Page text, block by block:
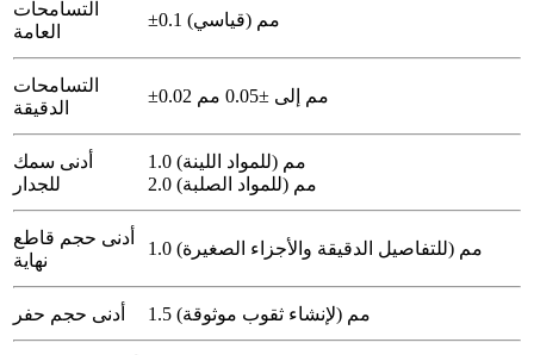
التسامحات
العامة
±0.1 مم (قياسي)
التسامحات
الدقيقة
±0.02 مم إلى ±0.05 مم
أدنى سمك
للجدار
1.0 مم (للمواد اللينة)
2.0 مم (للمواد الصلبة)
أدنى حجم قاطع
نهاية
1.0 مم (للتفاصيل الدقيقة والأجزاء الصغيرة)
أدنى حجم حفر 1.5 مم (لإنشاء ثقوب موثوقة)